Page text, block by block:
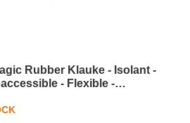
Rubber Klauke - Isolant -
- Flexible -